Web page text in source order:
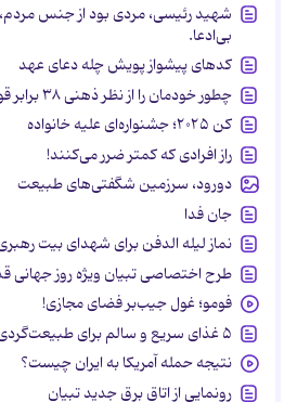
شهید رئیسی، مردی بود از جنس مردم،
بی‌ادعا.
کدهای پیشواز پویش چله دعای عهد
چطور خودمان را از نظر ذهنی ۳۸ برابر قوی‌تر کنیم؟
کن ۲۰۲۵؛ جشنواره‌ای علیه خانواده
راز افرادی که کمتر ضرر می‌کنند!
دورود، سرزمین شگفتی‌های طبیعت
جان فدا
نماز لیله الدفن برای شهدای بیت
طرح اختصاصی تبیان ویژه روز
فومو؛ غول جیب‌بر فضای مجازی!
۵ غذای سریع و سالم برای طبیعت‌گردی
نتیجه حمله آمریکا به ایران چیست؟
رونمایی از اتاق برق جدید تبیان